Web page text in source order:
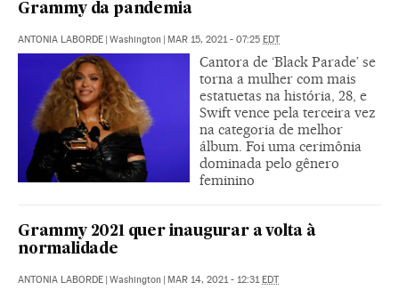
Grammy da pandemia
ANTONIA LABORDE | Washington | MAR 15, 2021 - 07:25 EDT
Cantora de ‘Black Parade’ se
torna a mulher com mais
estatuetas na história, 28, e
Swift vence pela terceira vez
na categoria de melhor
álbum. Foi uma cerimônia
dominada pelo gênero
feminino
Grammy 2021 quer inaugurar a volta à
normalidade
ANTONIA LABORDE | Washington | MAR 14, 2021 - 12:31EDT